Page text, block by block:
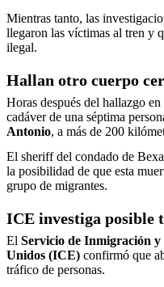
Mientras tanto, las
llegaron las víctimas al tren y
ilegal.
Hallan otro cuerpo
Horas después del hallazgo en
cadáver de una séptima
Antonio, a más de 200
El sheriff del condado de
la posibilidad de que esta
grupo de migrantes.
ICE investiga posible
El Servicio de Inmigración
Unidos (ICE) confirmó que
tráfico de personas.